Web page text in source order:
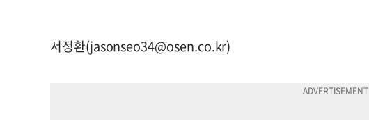
서정환(jasonseo34@osen.co.kr)